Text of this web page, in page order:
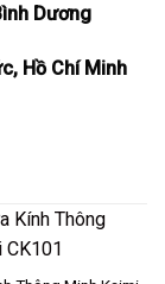
Dương
Hồ Chí Minh